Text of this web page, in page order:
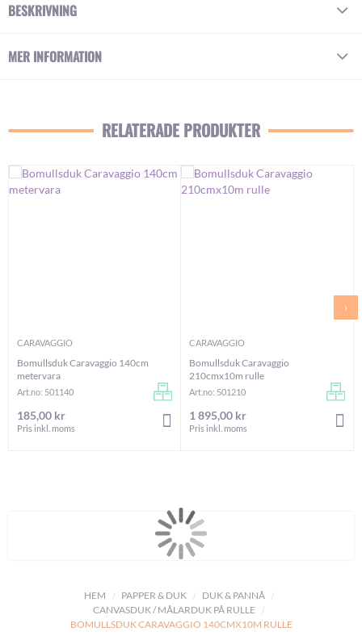
HEM PAPPER & DUK
DUK & PANNÅ
CANVASDUK / MÅLARDUK PÅ RULLE
BOMULLSDUK CARAVAGGIO 140CMX10M RULLE
BESKRIVNING
MER INFORMATION
RELATERADE PRODUKTER
CARAVAGGIO
Bomullsduk Caravaggio 140cm
metervara
Art.no: 501140
185,00 kr
Pris inkl. moms
LÄGG I VARUKORGEN
CARAVAGGIO
Bomullsduk Caravaggio
210cmx10m rulle
Art.no: 501210
1 895,00 kr
Pris inkl. moms
›